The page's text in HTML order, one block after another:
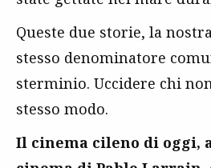
Queste due storie, la
stesso denominatore
sterminio. Uccidere chi
stesso modo.
Il cinema cileno di oggi,